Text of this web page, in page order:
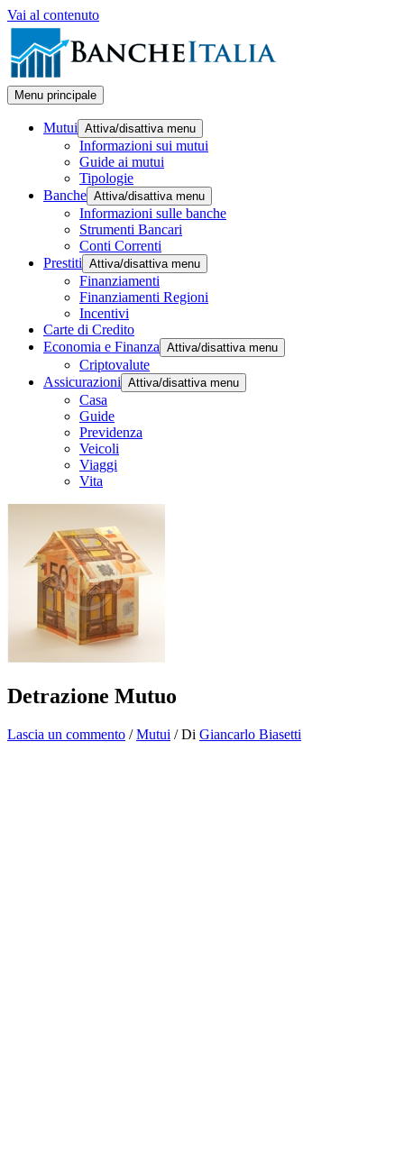
Vai al contenuto
Menu principale
Mutui Attiva/disattiva menu
Informazioni sui mutui
Guide ai mutui
Tipologie
Banche Attiva/disattiva menu
Informazioni sulle banche
Strumenti Bancari
Conti Correnti
Prestiti Attiva/disattiva menu
Finanziamenti
Finanziamenti Regioni
Incentivi
Carte di Credito
Economia e Finanza Attiva/disattiva menu
Criptovalute
Assicurazioni Attiva/disattiva menu
Casa
Guide
Previdenza
Veicoli
Viaggi
Vita
Detrazione Mutuo
Lascia un commento /Mutui / Di Giancarlo Biasetti